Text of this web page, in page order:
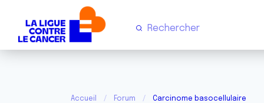
Accueil Forum Carcinome basocellulaire